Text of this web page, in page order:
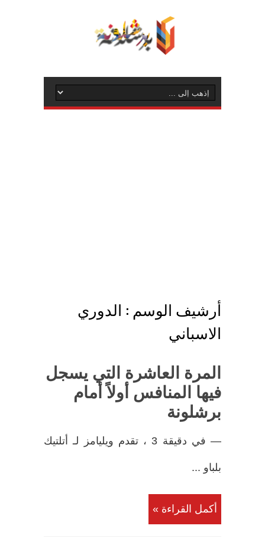
أرشيف الوسم : الدوري
الاسباني
المرة العاشرة التي يسجل
فيها المنافس أولاً أمام
برشلونة
— في دقيقة 3 ، تقدم ويليامز لـ أتلتيك
بلباو ...
أكمل القراءة »